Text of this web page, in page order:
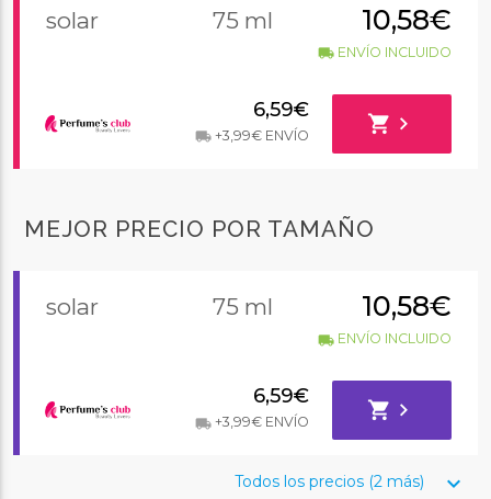
solar 75 ml 10,58€
local_shippingENVÍO INCLUIDO
6,59€
local_shipping+3,99€ ENVÍO shopping_cart chevron_right
MEJOR PRECIO POR TAMAÑO
solar 75 ml 10,58€
local_shippingENVÍO INCLUIDO
6,59€
local_shipping+3,99€ ENVÍO shopping_cart chevron_right
keyboard_arrow_down
Todos los precios (2 más)